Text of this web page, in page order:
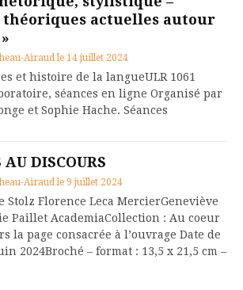
théoriques actuelles autour
Airaud le 14 juillet 2024
et histoire de la langueULR 1061
séances en ligne Organisé par
et Sophie Hache. Séances
AU DISCOURS
Airaud le 9 juillet 2024
Stolz Florence Leca MercierGeneviève
Paillet AcademiaCollection : Au coeur
la page consacrée à l’ouvrage Date de
2024Broché – format : 13,5 x 21,5 cm –